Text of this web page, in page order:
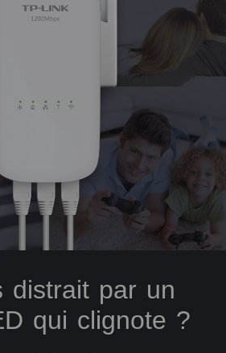
distrait par un
qui clignote ?